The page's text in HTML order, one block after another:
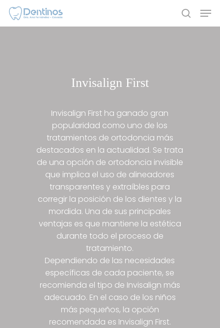
Skip
Invisalign First
Invisalign First ha ganado gran
popularidad como uno de los
tratamientos de ortodoncia más
destacados en la actualidad. Se trata
de una opción de ortodoncia invisible
que implica el uso de alineadores
transparentes y extraíbles para
corregir la posición de los dientes y la
mordida. Una de sus principales
ventajas es que mantiene la estética
durante todo el proceso de
tratamiento.
Dependiendo de las necesidades
específicas de cada paciente, se
recomienda el tipo de Invisalign más
adecuado. En el caso de los niños
más pequeños, la opción
recomendada es Invisalign First.